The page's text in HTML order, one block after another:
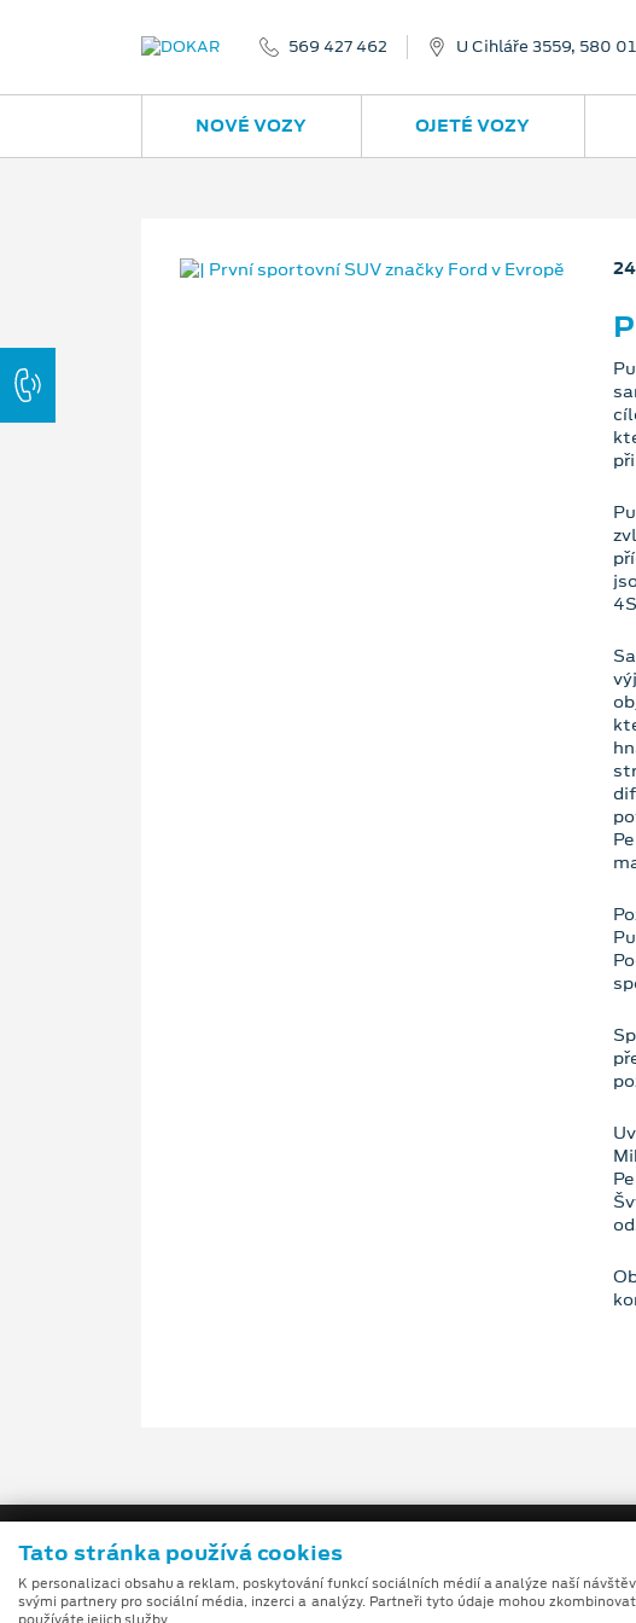
569 427 462 U Cihláře 3559, 580
NOVÉ VOZY OJETÉ VOZY
Tato stránka používá cookies
K personalizaci obsahu a reklam, poskytování funkcí sociálních médií a analýze naší
svými partnery pro sociální média, inzerci a analýzy. Partneři tyto údaje mohou